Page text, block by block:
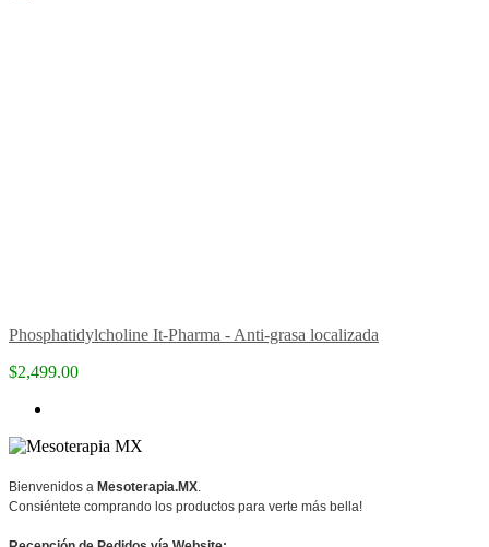
Phosphatidylcholine It-Pharma - Anti-grasa localizada
$2,499.00
Bienvenidos a Mesoterapia.MX
Consiéntete comprando los productos para verte más bella!